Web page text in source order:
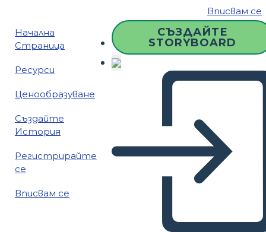
Вписвам се
Начална
Страница
Ресурси
Ценообразуване
Създайте
История
Регистрирайте
се
Вписвам се
СЪЗДАЙТЕ
STORYBOARD